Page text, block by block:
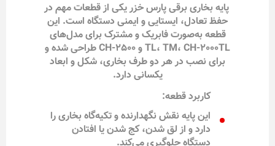
پایه بخاری برقی پارس خزر یکی از قطعات مهم در
حفظ تعادل، ایستایی و ایمنی دستگاه است. این
قطعه به‌صورت فابریک و مشترک برای مدل‌های
TL، TM، CH-2000TL و CH-2500 طراحی شده و
برای نصب در هر دو طرف بخاری، شکل و ابعاد
یکسانی دارد.
کاربرد قطعه:
این پایه نقش نگهدارنده و تکیه‌گاه بخاری را
دارد و از لق شدن، کج شدن یا افتادن